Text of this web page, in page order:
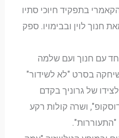
בתפקיד חיוכי סתיו
חנוך לוין ובבימויו. ספק
יחד עם חנוך ועם שלמה
בסרט "לא לשידור"
של גרוניך בקדם
ושרה קולות רקע